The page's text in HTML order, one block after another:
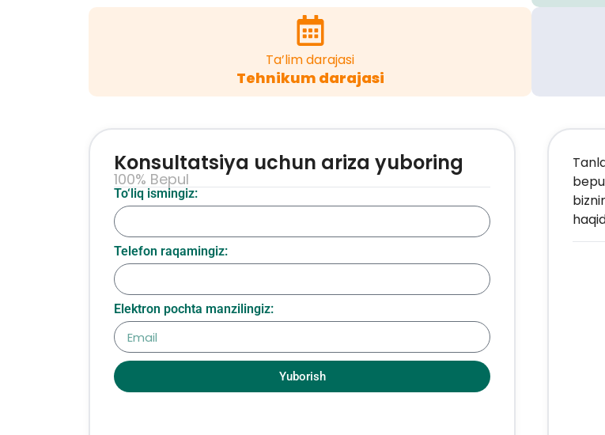
Ta’lim darajasi
Tehnikum darajasi
To‘liq ismingiz:
Telefon raqamingiz:
Elektron pochta manzilingiz:
Yuborish
Konsultatsiya uchun ariza yuboring
100% Bepul